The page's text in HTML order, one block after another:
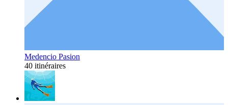
Medencio Pasion
40 itinéraires